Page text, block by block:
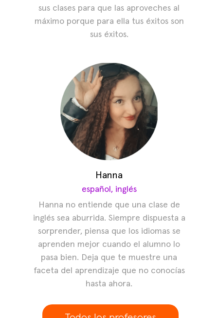
Hanna no entiende que una clase de
inglés sea aburrida. Siempre dispuesta a
sorprender, piensa que los idiomas se
aprenden mejor cuando el alumno lo
pasa bien. Deja que te muestre una
faceta del aprendizaje que no conocías
hasta ahora.
Hanna
español, inglés
sus clases para que las aproveches al
máximo porque para ella tus éxitos son
sus éxitos.